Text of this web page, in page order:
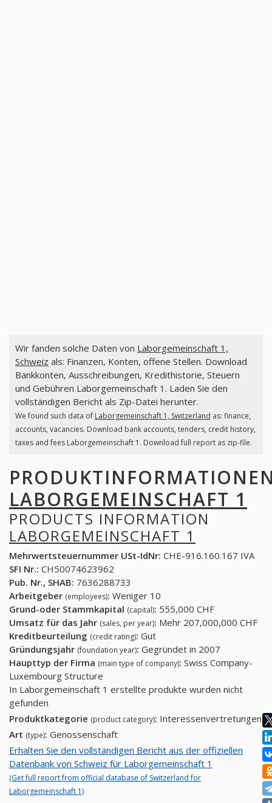
Wir fanden solche Daten von Laborgemeinschaft 1,
Schweiz als: Finanzen, Konten, offene Stellen. Download
Bankkonten, Ausschreibungen, Kredithistorie, Steuern
und Gebühren Laborgemeinschaft 1. Laden Sie den
vollständigen Bericht als Zip-Datei herunter.
We found such data of Laborgemeinschaft 1, Switzerland as: finance,
accounts, vacancies. Download bank accounts, tenders, credit history,
taxes and fees Laborgemeinschaft 1. Download full report as zip-file.
LABORGEMEINSCHAFT 1
PRODUCTS INFORMATION
LABORGEMEINSCHAFT 1
Mehrwertsteuernummer USt-IdNr: CHE-916.160.167 IVA
SFI Nr.: CH50074623962
Pub. Nr., SHAB: 7636288733
Arbeitgeber (employees): Weniger 10
Grund-oder Stammkapital (capital): 555,000 CHF
Umsatz für das Jahr (sales, per year): Mehr 207,000,000 CHF
Kreditbeurteilung (credit rating): Gut
Gründungsjahr (foundation year): Gegründet in 2007
Haupttyp der Firma (main type of company): Swiss Company-
Luxembourg Structure
In Laborgemeinschaft 1 erstellte produkte wurden nicht
gefunden
Produktkategorie (product category): Interessenvertretungen
Art (type): Genossenschaft
Erhalten Sie den vollständigen Bericht aus der offiziellen
Datenbank von Schweiz für Laborgemeinschaft 1
(Get full report from official database of Switzerland for
Laborgemeinschaft 1)